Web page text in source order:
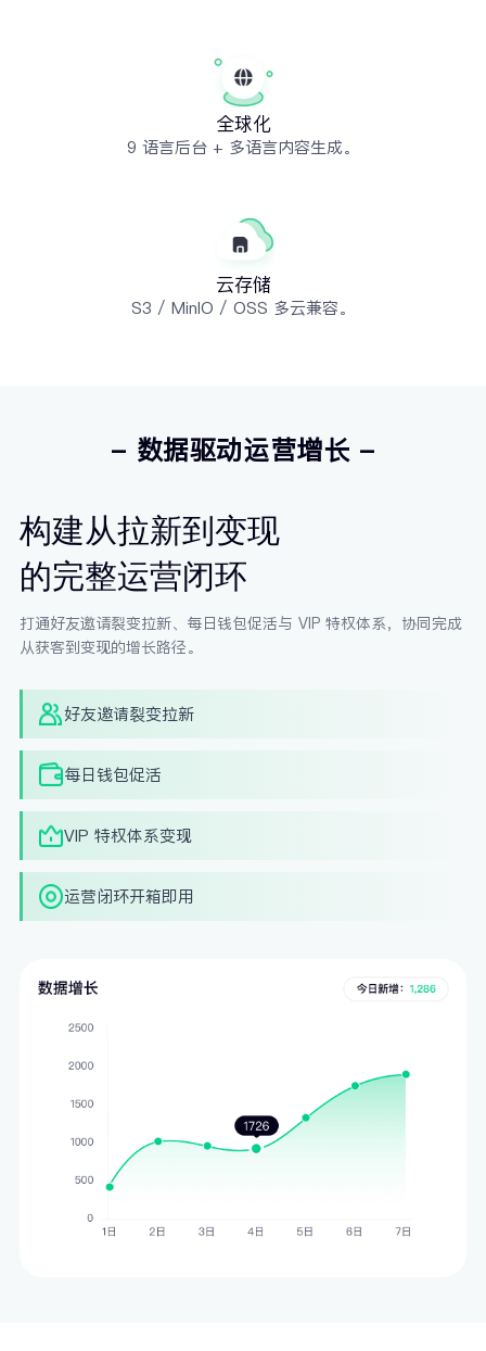
全球化
9 语言后台 + 多语言内容生成。
云存储
S3 / MinIO / OSS 多云兼容。
- 数据驱动运营增长 -
构建从拉新到变现
的完整运营闭环
打通好友邀请裂变拉新、每日钱包促活与 VIP 特权体系，协同完成
从获客到变现的增长路径。
好友邀请裂变拉新
每日钱包促活
VIP 特权体系变现
运营闭环开箱即用